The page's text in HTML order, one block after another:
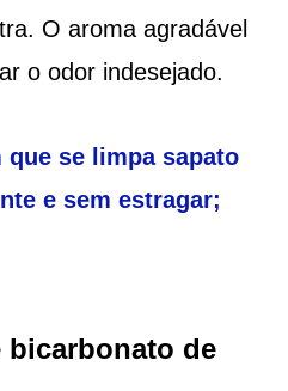
O aroma agradável
o odor indesejado.
que se limpa sapato
e sem estragar;
bicarbonato de